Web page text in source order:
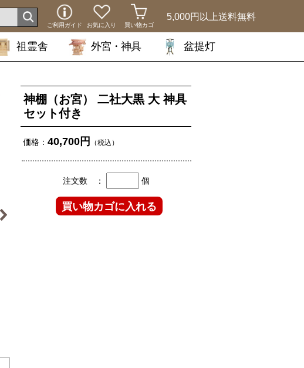
5,000円以上送料無料
ご利用ガイド お気に入り 買い物カゴ
祖霊舎 外宮・神具 盆提灯
神棚（お宮） 二社大黒 大 神具
セット付き
価格： 40,700円 （税込）
注文数 ： 個